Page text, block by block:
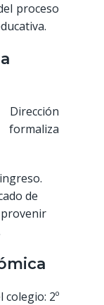
proceso
de
provenir
2º